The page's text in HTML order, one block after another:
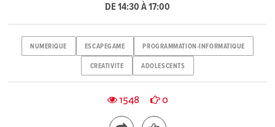
DE 14:30 À 17:00
NUMERIQUE ESCAPEGAME PROGRAMMATION-INFORMATIQUE
CREATIVITE ADOLESCENTS
1548 0